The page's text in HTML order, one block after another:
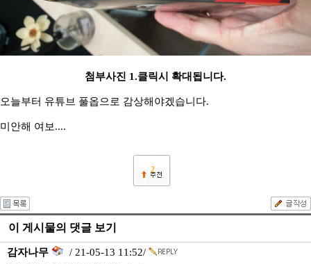
첨부사진 1.클릭시 확대됩니다.
오늘부터 유튜브 풀옵으로 감상해야겠습니다.
미안해 여보....
2
이 게시물의 댓글 보기
감자나무
/ 21-05-13 11:52/